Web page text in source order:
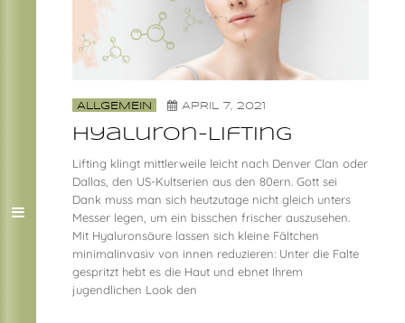
ALLGEMEIN APRIL 7, 2021
Hyaluron-Lifting
Lifting klingt mittlerweile leicht nach Denver Clan oder
Dallas, den US-Kultserien aus den 80ern. Gott sei
Dank muss man sich heutzutage nicht gleich unters
Messer legen, um ein bisschen frischer auszusehen.
Mit Hyaluronsäure lassen sich kleine Fältchen
minimalinvasiv von innen reduzieren: Unter die Falte
gespritzt hebt es die Haut und ebnet Ihrem
jugendlichen Look den